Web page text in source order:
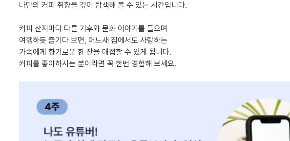
나만의 커피 취향을 깊이 탐색해 볼 수 있는 시간입니다.
커피 산지마다 다른 기후와 문화 이야기를 들으며
여행하듯 즐기다 보면, 어느새 집에서도 사랑하는
가족에게 향기로운 한 잔을 대접할 수 있게 됩니다.
커피를 좋아하시는 분이라면 꼭 한번 경험해 보세요.